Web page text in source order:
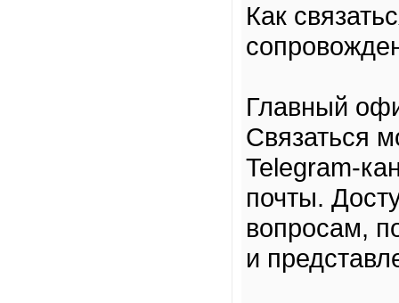
Как
Главный
Связаться
Telegram-
почты.
вопросам,
и